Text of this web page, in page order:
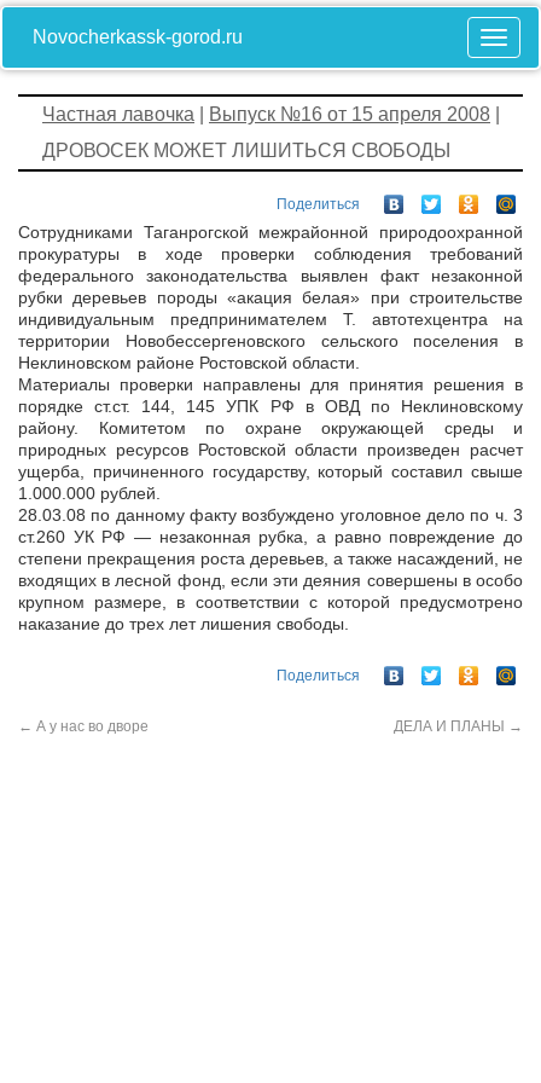
Novocherkassk-gorod.ru
Частная лавочка Выпуск №16 от 15 апреля 2008
ДРОВОСЕК МОЖЕТ ЛИШИТЬСЯ СВОБОДЫ
Поделиться
Сотрудниками Таганрогской межрайонной природоохранной
прокуратуры в ходе проверки соблюдения требований
федерального законодательства выявлен факт незаконной
рубки деревьев породы «акация белая» при строительстве
индивидуальным предпринимателем Т. автотехцентра на
территории Новобессергеновского сельского поселения в
Неклиновском районе Ростовской области.
Материалы проверки направлены для принятия решения в
порядке ст.ст. 144, 145 УПК РФ в ОВД по Неклиновскому
району. Комитетом по охране окружающей среды и
природных ресурсов Ростовской области произведен расчет
ущерба, причиненного государству, который составил свыше
1.000.000 рублей.
28.03.08 по данному факту возбуждено уголовное дело по ч. 3
ст.260 УК РФ — незаконная рубка, а равно повреждение до
степени прекращения роста деревьев, а также насаждений, не
входящих в лесной фонд, если эти деяния совершены в особо
крупном размере, в соответствии с которой предусмотрено
наказание до трех лет лишения свободы.
Поделиться
← А у нас во дворе ДЕЛА И ПЛАНЫ →